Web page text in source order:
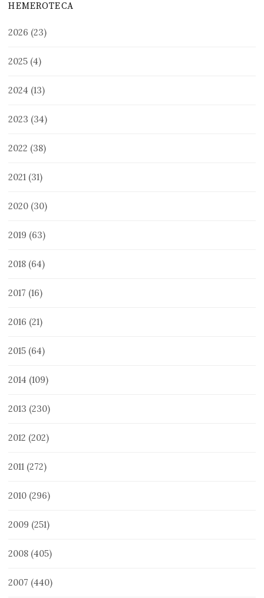
HEMEROTECA
2026 (23)
2025 (4)
2024 (13)
2023 (34)
2022 (38)
2021 (31)
2020 (30)
2019 (63)
2018 (64)
2017 (16)
2016 (21)
2015 (64)
2014 (109)
2013 (230)
2012 (202)
2011 (272)
2010 (296)
2009 (251)
2008 (405)
2007 (440)